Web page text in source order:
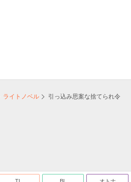
ライトノベル
引っ込み思案な捨てられ令